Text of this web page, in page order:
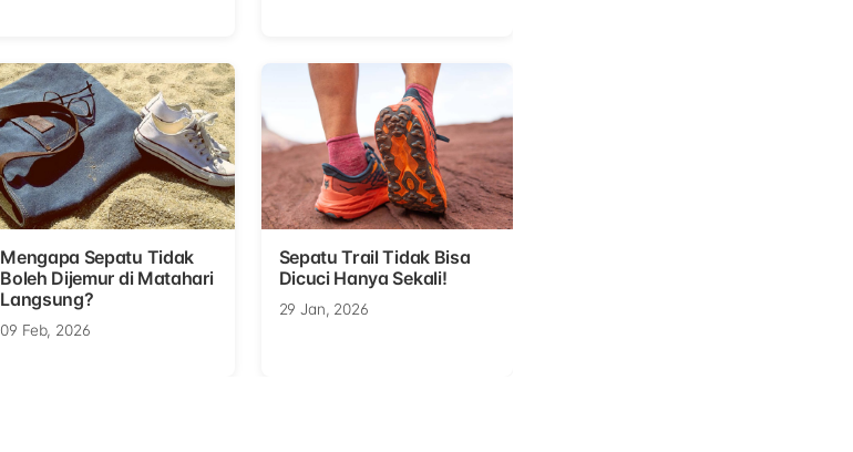
Mengapa Sepatu Tidak
Boleh Dijemur di Matahari
Langsung?
09 Feb, 2026
Sepatu Trail Tidak Bisa
Dicuci Hanya Sekali!
29 Jan, 2026